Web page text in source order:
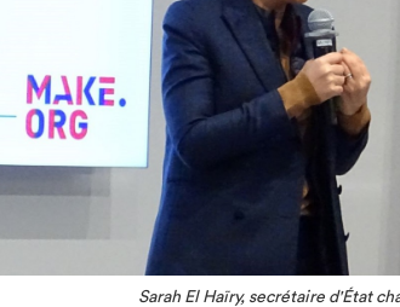
Sarah El Haïry, secrétaire d'État